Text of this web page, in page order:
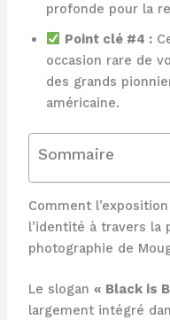
profonde pour la
Point clé #4 :
occasion rare de
des grands
américaine.
Sommaire
Comment
l’identité à travers la
photographie de
Le slogan « Black is
largement intégré